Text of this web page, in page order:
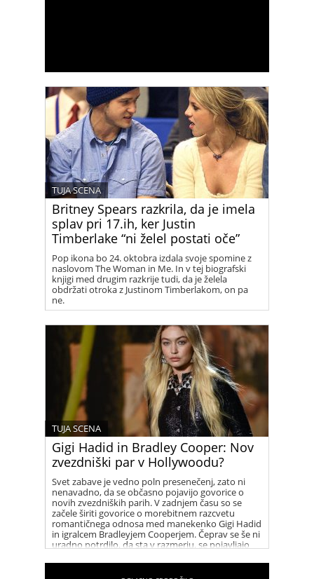
Britney Spears razkrila, da je imela
splav pri 17.ih, ker Justin
Timberlake “ni želel postati oče”
TUJA SCENA
Pop ikona bo 24. oktobra izdala svoje spomine z
naslovom The Woman in Me. In v tej biografski
knjigi med drugim razkrije tudi, da je želela
obdržati otroka z Justinom Timberlakom, on pa
ne.
Gigi Hadid in Bradley Cooper: Nov
zvezdniški par v Hollywoodu?
TUJA SCENA
Svet zabave je vedno poln presenečenj, zato ni
nenavadno, da se občasno pojavijo govorice o
novih zvezdniških parih. V zadnjem času so se
začele širiti govorice o morebitnem razcvetu
romantičnega odnosa med manekenko Gigi Hadid
in igralcem Bradleyjem Cooperjem. Čeprav se še ni
uradno potrdilo, da sta v razmerju, se pojavljajo
oboževalci.